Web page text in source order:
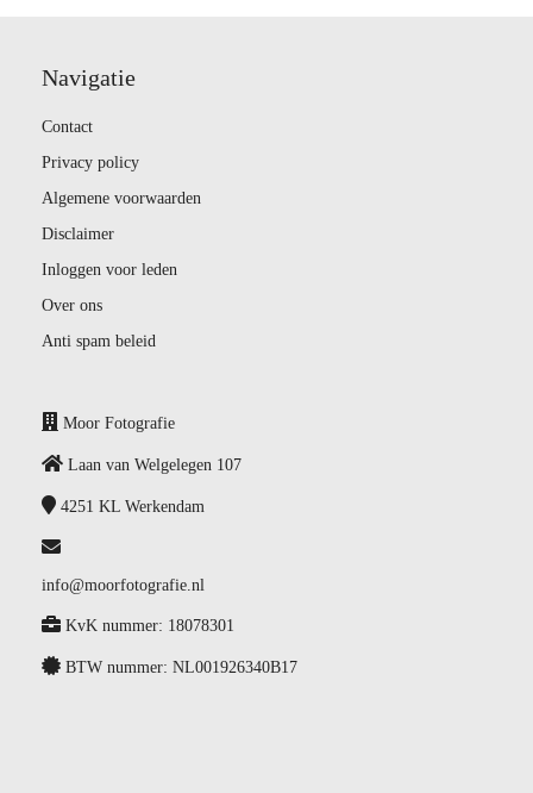
Navigatie
Contact
Privacy policy
Algemene voorwaarden
Disclaimer
Inloggen voor leden
Over ons
Anti spam beleid
Moor Fotografie
Laan van Welgelegen 107
4251 KL Werkendam
info@moorfotografie.nl
KvK nummer: 18078301
BTW nummer: NL001926340B17